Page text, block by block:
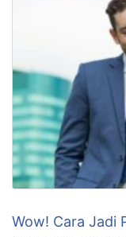
Wow! Cara Jadi